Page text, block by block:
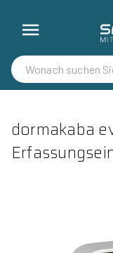
dormakaba